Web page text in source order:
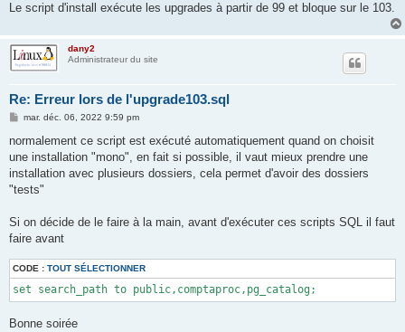
Le script d'install exécute les upgrades à partir de 99 et bloque sur le 103.
dany2
Administrateur du site
Re: Erreur lors de l'upgrade103.sql
M
s
a
g
mar. déc. 06, 2022 9:59 pm
normalement ce script est exécuté automatiquement quand on choisit
une installation "mono", en fait si possible, il vaut mieux prendre une
installation avec plusieurs dossiers, cela permet d'avoir des dossiers
"tests"
Si on décide de le faire à la main, avant d'exécuter ces scripts SQL il faut
faire avant
CODE : TOUT SÉLECTIONNER
set search_path to public,comptaproc,pg_catalog;
Bonne soirée